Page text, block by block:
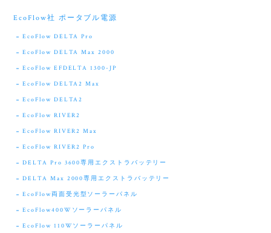
EcoFlow社 ポータブル電源
EcoFlow DELTA Pro
EcoFlow DELTA Max 2000
EcoFlow EFDELTA 1300-JP
EcoFlow DELTA2 Max
EcoFlow DELTA2
EcoFlow RIVER2
EcoFlow RIVER2 Max
EcoFlow RIVER2 Pro
DELTA Pro 3600専用エクストラバッテリー
DELTA Max 2000専用エクストラバッテリー
EcoFlow両面受光型ソーラーパネル
EcoFlow400Wソーラーパネル
EcoFlow 110Wソーラーパネル